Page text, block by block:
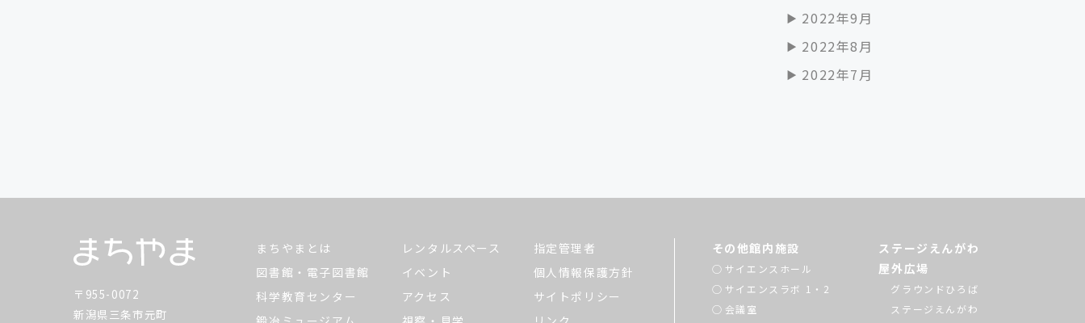
2022年9月
2022年8月
2022年7月
〒955-0072
新潟県三条市元町
まちやまとは
図書館・電子図書館
科学教育センター
レンタルスペース
イベント
アクセス
指定管理者
個人情報保護方針
サイトポリシー
その他館内施設
サイエンスホール
サイエンスラボ 1・2
会議室
ステージえんがわ
屋外広場
グラウンドひろば
ステージえんがわ